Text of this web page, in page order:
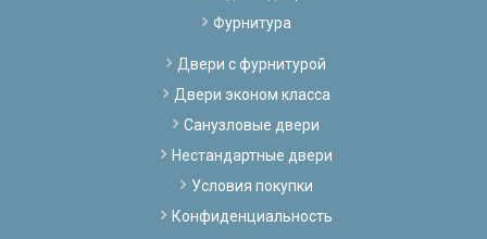
Фурнитура
Двери с фурнитурой
Двери эконом класса
Санузловые двери
Нестандартные двери
Условия покупки
Конфиденциальность